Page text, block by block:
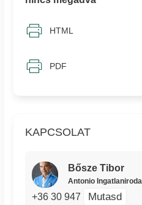
KAPCSOLAT
Bősze Tibor
Antonio Ingatlaniroda
+36 30 947 Mutasd
HTML
PDF